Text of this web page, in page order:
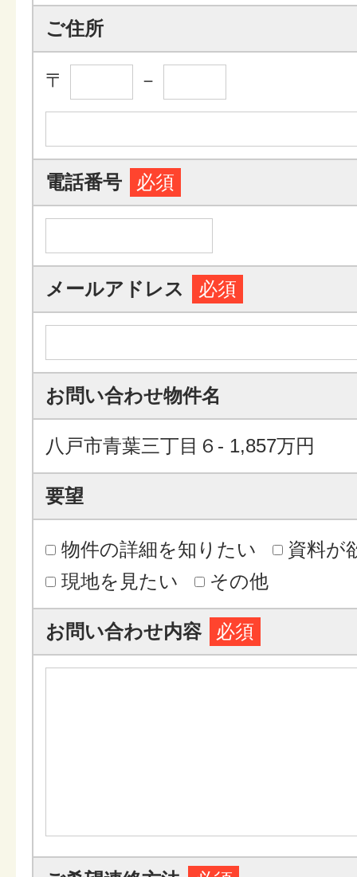
ご住所
〒 －
電話番号 必須
メールアドレス 必須
お問い合わせ物件名
八戸市青葉三丁目６- 1,857万円
要望
物件の詳細を知りたい
資料が
現地を見たい
その他
お問い合わせ内容 必須